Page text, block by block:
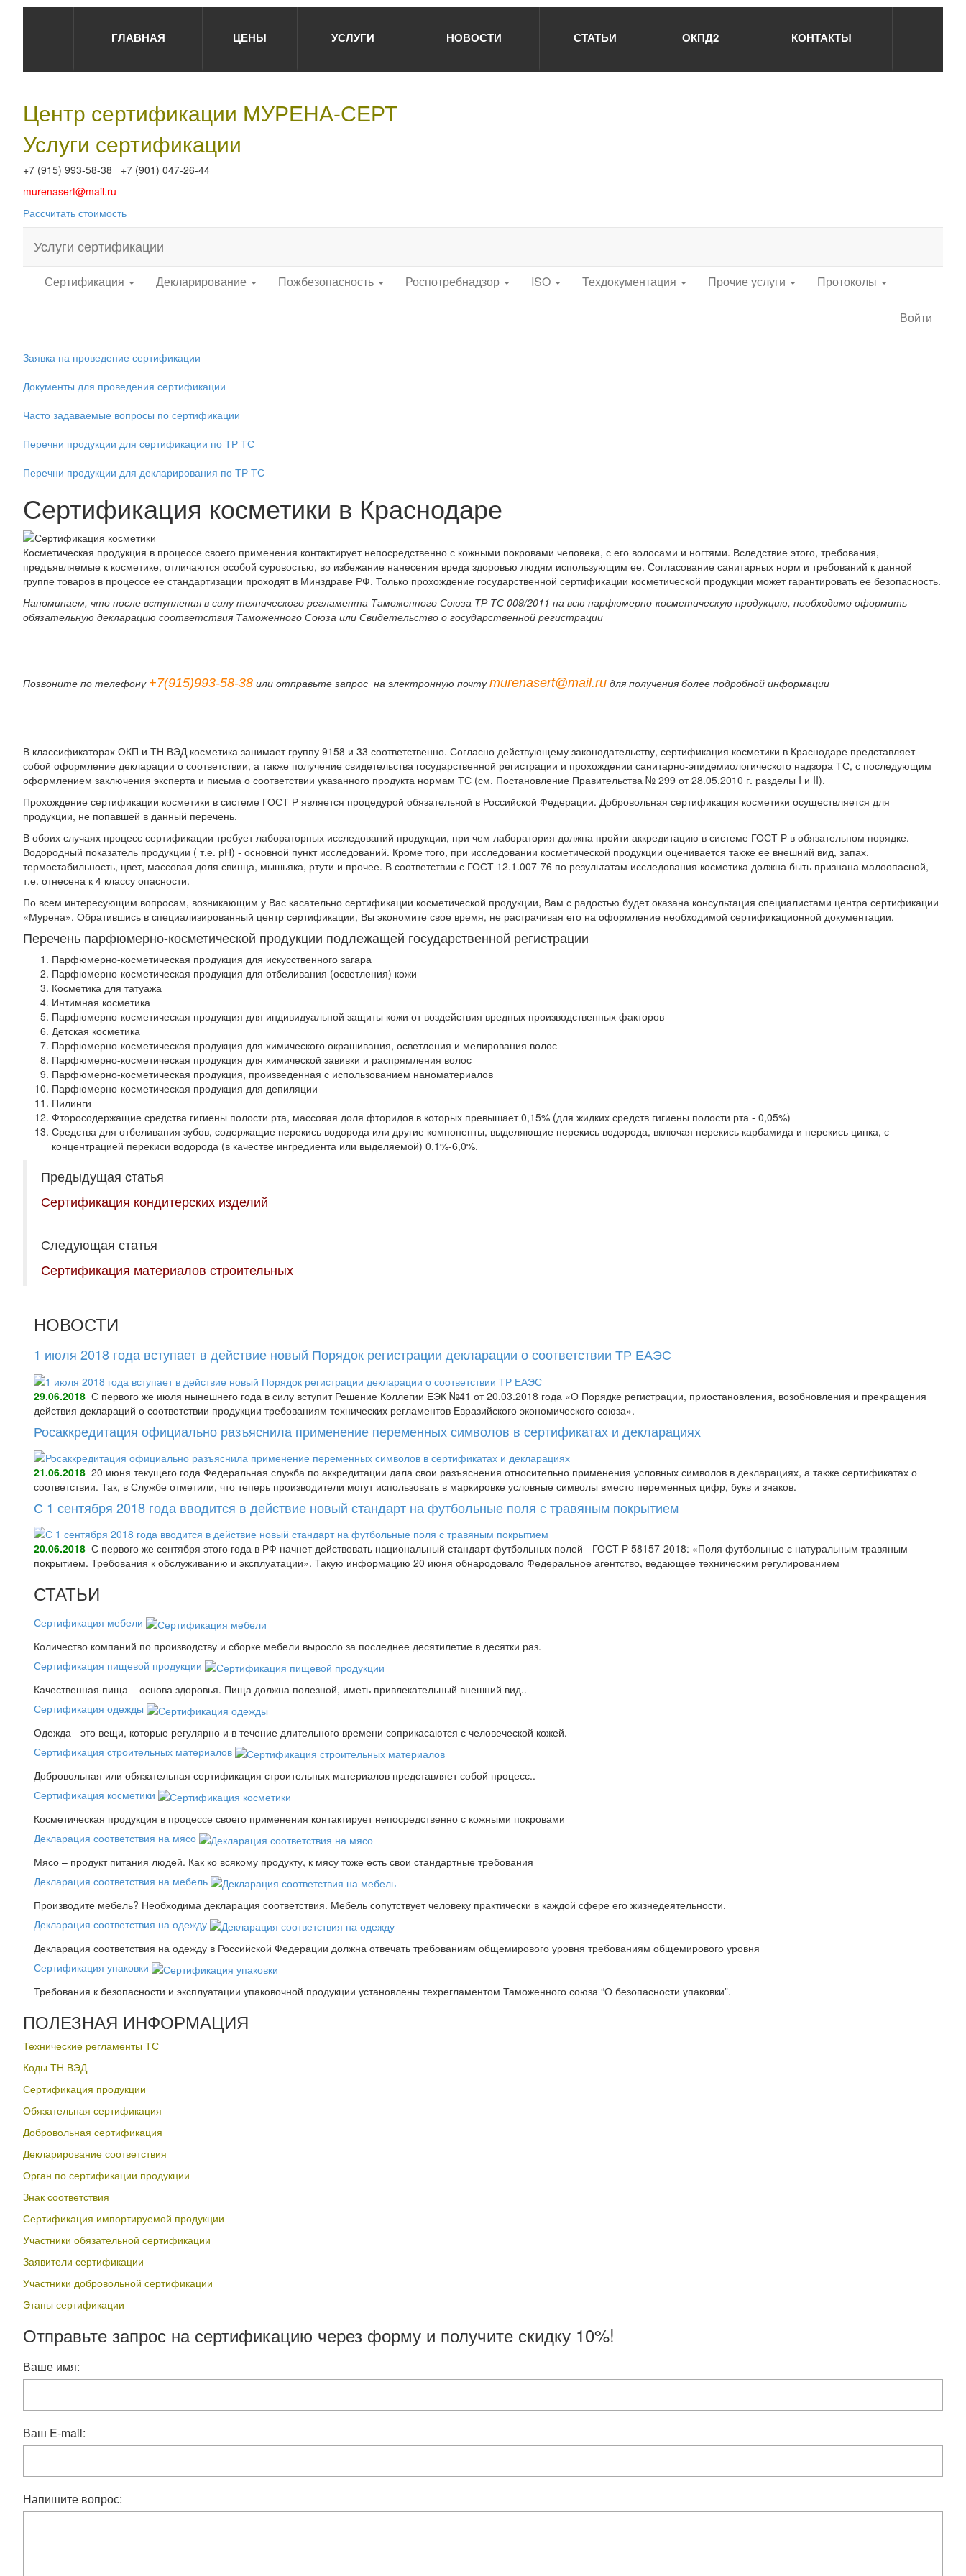
ГЛАВНАЯ ЦЕНЫ УСЛУГИ НОВОСТИ СТАТЬИ ОКПД2 КОНТАКТЫ
Центр сертификации МУРЕНА-СЕРТ
Услуги сертификации
+7 (915) 993-58-38 +7 (901) 047-26-44
murenasert@mail.ru
Рассчитать стоимость
Услуги сертификации
Сертификация Декларирование Пожбезопасность Роспотребнадзор ISO Техдокументация Прочие услуги Протоколы
Войти
Заявка на проведение сертификации
Документы для проведения сертификации
Часто задаваемые вопросы по сертификации
Перечни продукции для сертификации по ТР ТС
Перечни продукции для декларирования по ТР ТС
Сертификация косметики в Краснодаре
Косметическая продукция в процессе своего применения контактирует непосредственно с кожными покровами человека, с его волосами и ногтями. Вследствие этого, требования,
предъявляемые к косметике, отличаются особой суровостью, во избежание нанесения вреда здоровью людям использующим ее. Согласование санитарных норм и требований к данной
группе товаров в процессе ее стандартизации проходят в Минздраве РФ. Только прохождение государственной сертификации косметической продукции может гарантировать ее безопасность.
Напоминаем, что после вступления в силу технического регламента Таможенного Союза ТР ТС 009/2011 на всю парфюмерно-косметическую продукцию, необходимо оформить
обязательную декларацию соответствия Таможенного Союза или Свидетельство о государственной регистрации
Позвоните по телефону +7(915)993-58-38 или отправьте запрос на электронную почтуmurenasert@mail.ru для получения более подробной информации
В классификаторах ОКП и ТН ВЭД косметика занимает группу 9158 и 33 соответственно. Согласно действующему законодательству, сертификация косметики в Краснодаре представляет
собой оформление декларации о соответствии, а также получение свидетельства государственной регистрации и прохождении санитарно-эпидемиологического надзора ТС, с последующим
оформлением заключения эксперта и письма о соответствии указанного продукта нормам ТС (см. Постановление Правительства № 299 от 28.05.2010 г. разделы I и II).
Прохождение сертификации косметики в системе ГОСТ Р является процедурой обязательной в Российской Федерации. Добровольная сертификация косметики осуществляется для
продукции, не попавшей в данный перечень.
В обоих случаях процесс сертификации требует лабораторных исследований продукции, при чем лаборатория должна пройти аккредитацию в системе ГОСТ Р в обязательном порядке.
Водородный показатель продукции ( т.е. рН) - основной пункт исследований. Кроме того, при исследовании косметической продукции оценивается также ее внешний вид, запах,
термостабильность, цвет, массовая доля свинца, мышьяка, ртути и прочее. В соответствии с ГОСТ 12.1.007-76 по результатам исследования косметика должна быть признана малоопасной,
т.е. отнесена к 4 классу опасности.
По всем интересующим вопросам, возникающим у Вас касательно сертификации косметической продукции, Вам с радостью будет оказана консультация специалистами центра сертификации
«Мурена». Обратившись в специализированный центр сертификации, Вы экономите свое время, не растрачивая его на оформление необходимой сертификационной документации.
Перечень парфюмерно-косметической продукции подлежащей государственной регистрации
Парфюмерно-косметическая продукция для искусственного загара
Парфюмерно-косметическая продукция для отбеливания (осветления) кожи
Косметика для татуажа
Интимная косметика
Парфюмерно-косметическая продукция для индивидуальной защиты кожи от воздействия вредных производственных факторов
Детская косметика
Парфюмерно-косметическая продукция для химического окрашивания, осветления и мелирования волос
Парфюмерно-косметическая продукция для химической завивки и распрямления волос
Парфюмерно-косметическая продукция, произведенная с использованием наноматериалов
Парфюмерно-косметическая продукция для депиляции
Пилинги
Фторосодержащие средства гигиены полости рта, массовая доля фторидов в которых превышает 0,15% (для жидких средств гигиены полости рта - 0,05%)
Средства для отбеливания зубов, содержащие перекись водорода или другие компоненты, выделяющие перекись водорода, включая перекись карбамида и перекись цинка, с
концентрацией перекиси водорода (в качестве ингредиента или выделяемой) 0,1%-6,0%.
Предыдущая статья
Сертификация кондитерских изделий
Следующая статья
Сертификация материалов строительных
НОВОСТИ
1 июля 2018 года вступает в действие новый Порядок регистрации декларации о соответствии ТР ЕАЭС
29.06.2018 С первого же июля нынешнего года в силу вступит Решение Коллегии ЕЭК №41 от 20.03.2018 года «О Порядке регистрации, приостановления, возобновления и прекращения
действия деклараций о соответствии продукции требованиям технических регламентов Евразийского экономического союза».
Росаккредитация официально разъяснила применение переменных символов в сертификатах и декларациях
21.06.2018 20 июня текущего года Федеральная служба по аккредитации дала свои разъяснения относительно применения условных символов в декларациях, а также сертификатах о
соответствии. Так, в Службе отметили, что теперь производители могут использовать в маркировке условные символы вместо переменных цифр, букв и знаков.
С 1 сентября 2018 года вводится в действие новый стандарт на футбольные поля с травяным покрытием
20.06.2018 С первого же сентября этого года в РФ начнет действовать национальный стандарт футбольных полей - ГОСТ Р 58157-2018: «Поля футбольные с натуральным травяным
покрытием. Требования к обслуживанию и эксплуатации». Такую информацию 20 июня обнародовало Федеральное агентство, ведающее техническим регулированием
СТАТЬИ
Сертификация мебели
Количество компаний по производству и сборке мебели выросло за последнее десятилетие в десятки раз.
Сертификация пищевой продукции
Качественная пища – основа здоровья. Пища должна полезной, иметь привлекательный внешний вид..
Сертификация одежды
Одежда - это вещи, которые регулярно и в течение длительного времени соприкасаются с человеческой кожей.
Сертификация строительных материалов
Добровольная или обязательная сертификация строительных материалов представляет собой процесс..
Сертификация косметики
Косметическая продукция в процессе своего применения контактирует непосредственно с кожными покровами
Декларация соответствия на мясо
Мясо – продукт питания людей. Как ко всякому продукту, к мясу тоже есть свои стандартные требования
Декларация соответствия на мебель
Производите мебель? Необходима декларация соответствия. Мебель сопутствует человеку практически в каждой сфере его жизнедеятельности.
Декларация соответствия на одежду
Декларация соответствия на одежду в Российской Федерации должна отвечать требованиям общемирового уровня требованиям общемирового уровня
Сертификация упаковки
Требования к безопасности и эксплуатации упаковочной продукции установлены техрегламентом Таможенного союза “О безопасности упаковки”.
ПОЛЕЗНАЯ ИНФОРМАЦИЯ
Технические регламенты ТС
Коды ТН ВЭД
Сертификация продукции
Обязательная сертификация
Добровольная сертификация
Декларирование соответствия
Орган по сертификации продукции
Знак соответствия
Сертификация импортируемой продукции
Участники обязательной сертификации
Заявители сертификации
Участники добровольной сертификации
Этапы сертификации
Отправьте запрос на сертификацию через форму и получите скидку 10%!
Ваше имя:
Ваш E-mail:
Напишите вопрос: